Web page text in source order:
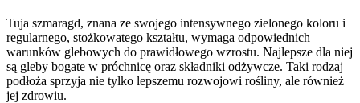
Tuja szmaragd, znana ze swojego intensywnego zielonego koloru i
regularnego, stożkowatego kształtu, wymaga odpowiednich
warunków glebowych do prawidłowego wzrostu. Najlepsze dla niej
są gleby bogate w próchnicę oraz składniki odżywcze. Taki rodzaj
podłoża sprzyja nie tylko lepszemu rozwojowi rośliny, ale również
jej zdrowiu.